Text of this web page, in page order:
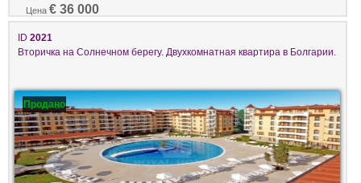
Цена € 36 000
ID 2021
Вторичка на Солнечном берегу. Двухкомнатная квартира в Болгарии.
Продано